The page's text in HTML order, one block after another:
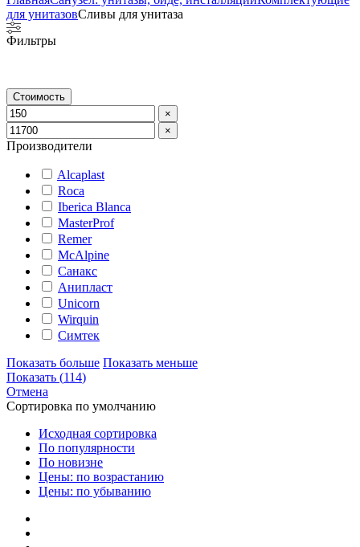
для унитазовСливы для унитаза
Фильтры
Стоимость
×
×
Производители
Alcaplast
Roca
Iberica Blanca
MasterProf
Remer
McAlpine
Санакс
Анипласт
Unicorn
Wirquin
Симтек
Показать больше Показать меньше
Показать (114)
Отмена
Сортировка по умолчанию
Исходная сортировка
По популярности
По новизне
Цены: по возрастанию
Цены: по убыванию